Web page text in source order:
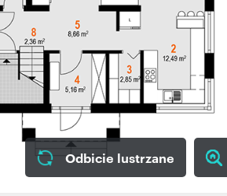
Odbicie lustrzane